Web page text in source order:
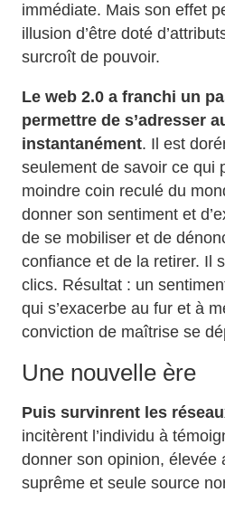
immédiate. Mais son effet
illusion d’être doté
surcroît de pouvoir.
Le web 2.0 a franchi un
permettre de s’adresser
instantanément. Il est
seulement de savoir ce qui
moindre coin reculé du
donner son sentiment et
de se mobiliser et de
confiance et de la retirer. Il
clics. Résultat : un
qui s’exacerbe au fur et à
conviction de maîtrise se
Une nouvelle ère
Puis survinrent les
incitèrent l’individu à
donner son opinion, élevée
suprême et seule source